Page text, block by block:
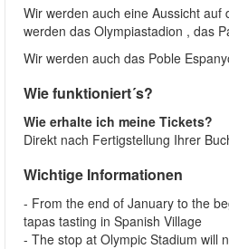
Wir werden auch eine Aussicht
werden das Olympiastadion , das
Wir werden auch das Poble
Wie funktioniert´s?
Wie erhalte ich meine Tickets?
Direkt nach Fertigstellung Ihrer
Wichtige Informationen
- From the end of January to the
tapas tasting in Spanish Village
- The stop at Olympic Stadium will